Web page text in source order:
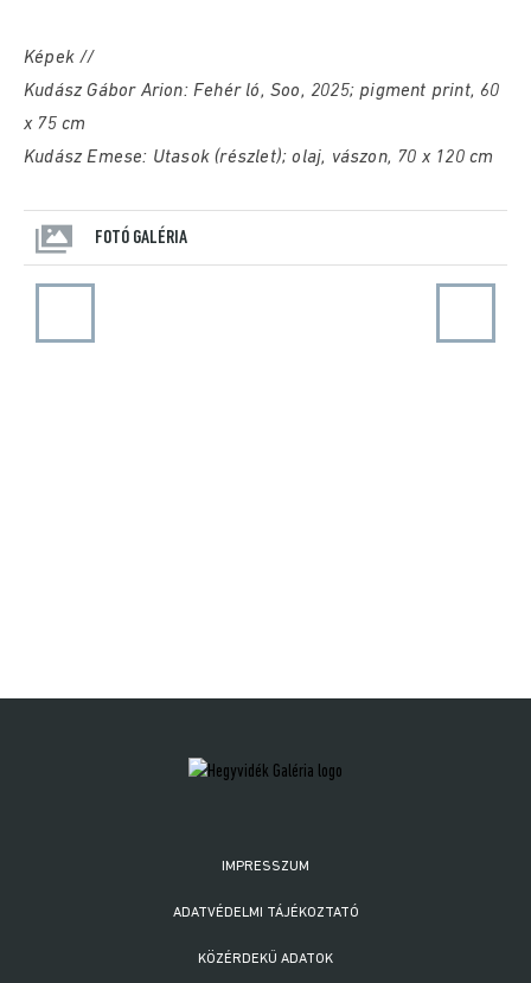
Képek //
Kudász Gábor Arion: Fehér ló, Soo, 2025; pigment print, 60
x 75 cm
Kudász Emese: Utasok (részlet); olaj, vászon, 70 x 120 cm
FOTÓ GALÉRIA
IMPRESSZUM
ADATVÉDELMI TÁJÉKOZTATÓ
KÖZÉRDEKŰ ADATOK